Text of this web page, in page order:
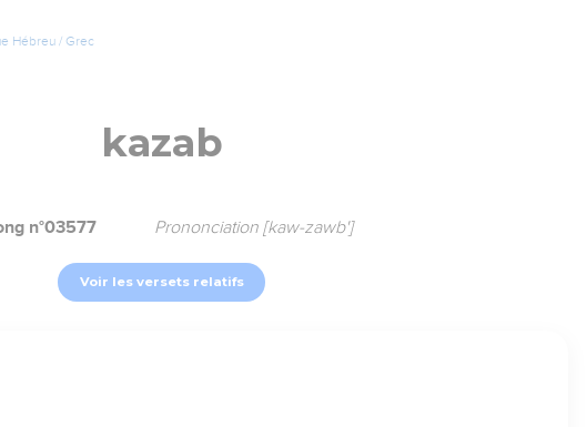
Hébreu / Grec
kazab
n°03577 Prononciation [kaw-zawb']
Voir les versets relatifs